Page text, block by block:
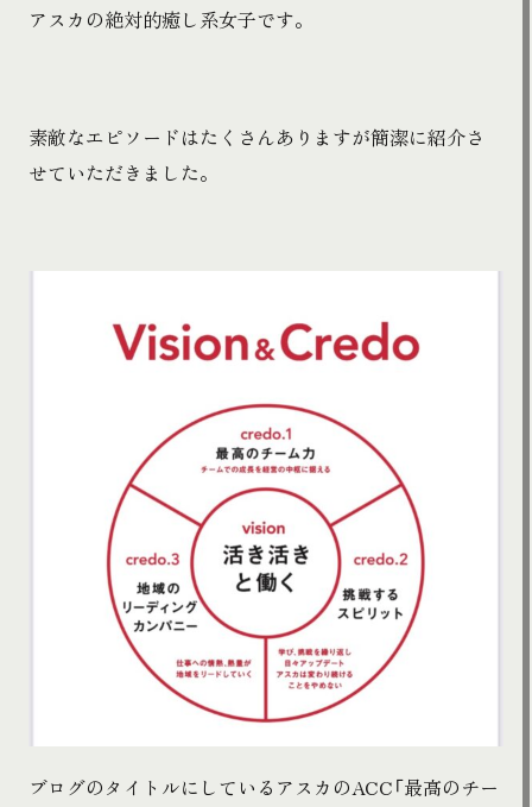
アスカの絶対的癒し系女子です。
素敵なエピソードはたくさんありますが簡潔に紹介さ
せていただきました。
ブログのタイトルにしているアスカのACC「最高のチー